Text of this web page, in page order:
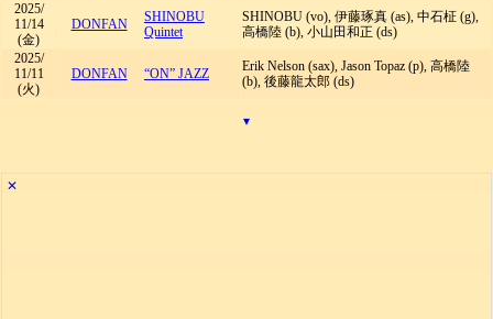
2025/
11/14
(金)
DONFAN
SHINOBU
Quintet
SHINOBU (vo), 伊藤琢真 (as), 中石柾 (g),
高橋陸 (b), 小山田和正 (ds)
2025/
11/11
(火)
DONFAN “ON” JAZZ
Erik Nelson (sax), Jason Topaz (p), 高橋陸
(b), 後藤龍太郎 (ds)
▾
✕